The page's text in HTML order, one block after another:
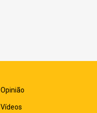
Opinião
Vídeos